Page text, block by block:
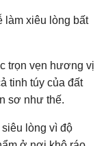
làm xiêu lòng bất
trọn vẹn hương vị
tinh túy của đất
sơ như thế.
lòng vì độ